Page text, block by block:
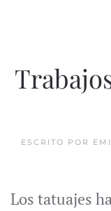
ESCRITO POR
Los tatuajes